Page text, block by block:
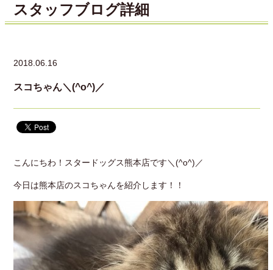
スタッフブログ詳細
2018.06.16
スコちゃん＼(^o^)／
こんにちわ！スタードッグス熊本店です＼(^o^)／
今日は熊本店のスコちゃんを紹介します！！